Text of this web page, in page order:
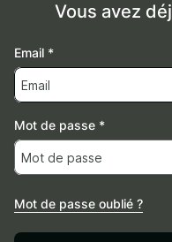
Vous avez
Email *
Mot de passe *
Mot de passe oublié ?